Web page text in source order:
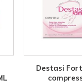
Destasi